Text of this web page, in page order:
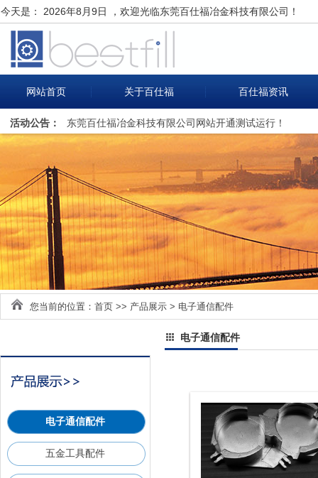
今天是： 2026年8月9日 ，欢迎光临东莞百仕福冶金科技有限公司！
网站首页 关于百仕福 百仕福资讯
活动公告： 东莞百仕福冶金科技有限公司网站开通测试运行！
您当前的位置： 首页 >> 产品展示 > 电子通信配件
电子通信配件
五金工具配件
电子通信配件